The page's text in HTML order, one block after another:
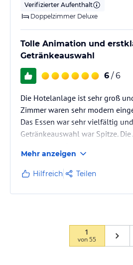
Verifizierter Aufenthalt
Doppelzimmer Deluxe
Tolle Animation und
Getränkeauswahl
6 / 6
Die Hotelanlage ist sehr groß
Zimmer waren sehr modern
Das Essen war sehr vielfältig
Getränkeauswahl war Spitze.
auf jeden Fall wiederkommen.
Mehr anzeigen
Hilfreich Teilen
1
von55